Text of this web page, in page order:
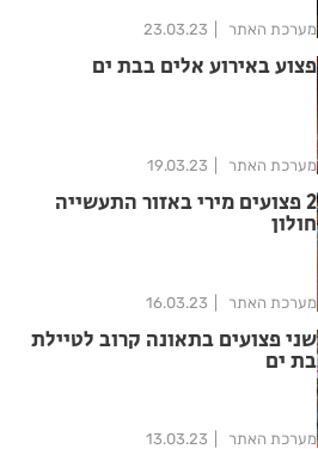
מערכת האתר 23.03.23
פצוע באירוע אלים בבת ים
מערכת האתר 19.03.23
2 פצועים מירי באזור התעשייה
חולון
מערכת האתר 16.03.23
שני פצועים בתאונה קרוב לטיילת
בת ים
מערכת האתר 13.03.23